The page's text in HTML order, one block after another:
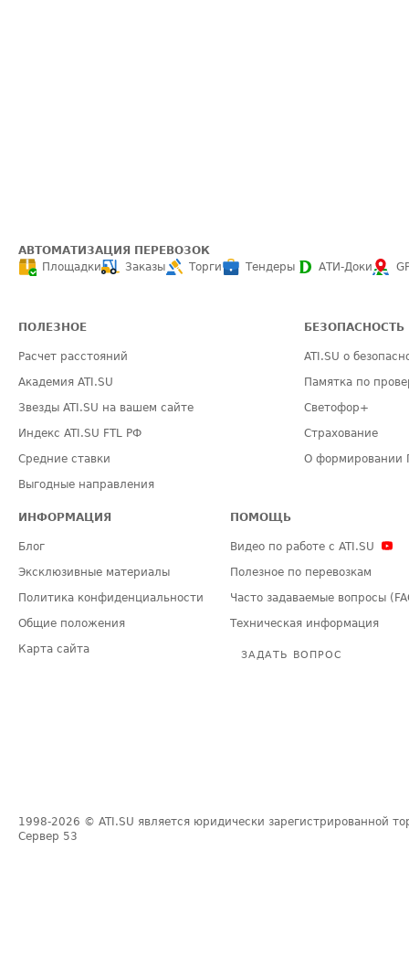
АВТОМАТИЗАЦИЯ ПЕРЕВОЗОК
Площадки
Заказы Торги Тендеры АТИ-Доки
ПОЛЕЗНОЕ
Расчет расстояний
Академия ATI.SU
Звезды ATI.SU на вашем сайте
Индекс ATI.SU FTL РФ
Средние ставки
Выгодные направления
БЕЗОПАСНОСТЬ
ATI.SU о
Памятка по
Светофор+
Страхование
О формировании
ИНФОРМАЦИЯ
Блог
Эксклюзивные материалы
Политика конфиденциальности
Общие положения
Карта сайта
ПОМОЩЬ
Видео по работе с ATI.SU
Полезное по перевозкам
Часто задаваемые вопросы
Техническая информация
ЗАДАТЬ ВОПРОС
1998-2026 © ATI.SU является юридически зарегистрированной
Сервер 53